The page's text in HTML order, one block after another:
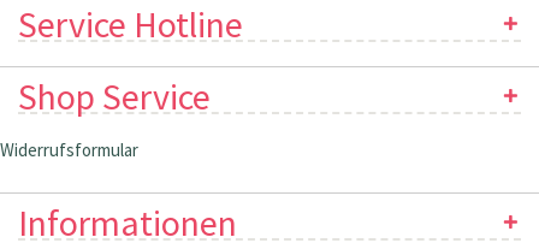
Service Hotline
Shop Service
Widerrufsformular
Informationen